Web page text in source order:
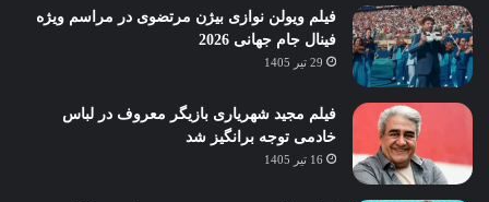
فیلم ویولن نوازی بیژن مرتضوی در مراسم ویژه
فینال جام جهانی 2026
29 تیر 1405
فیلم مجید شهریاری بازیگر معروف در لباس
خادمی توجه برانگیز شد
16 تیر 1405